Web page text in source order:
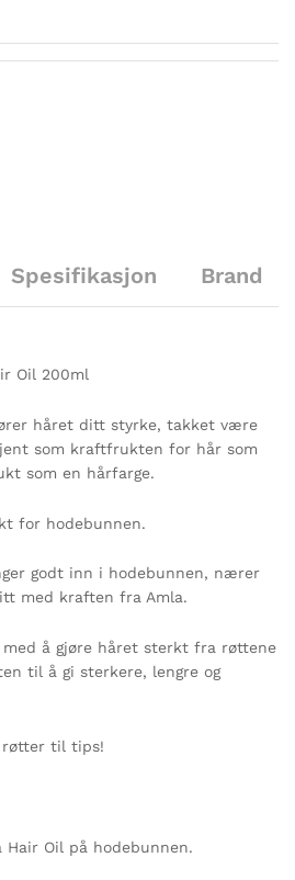
Spesifikasjon Brand
Oil 200ml
håret ditt styrke, takket være
som kraftfrukten for hår som
som en hårfarge.
for hodebunnen.
godt inn i hodebunnen, nærer
med kraften fra Amla.
med å gjøre håret sterkt fra røttene
til å gi sterkere, lengre og
røtter til tips!
Hair Oil på hodebunnen.